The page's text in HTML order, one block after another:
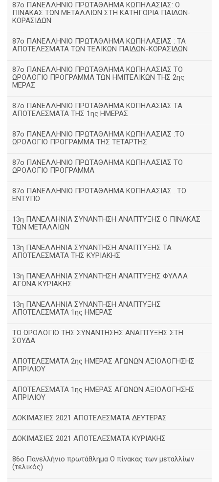
87ο ΠΑΝΕΛΛΗΝΙΟ ΠΡΩΤΑΘΛΗΜΑ ΚΩΠΗΛΑΣΙΑΣ: Ο
ΠΙΝΑΚΑΣ ΤΩΝ ΜΕΤΑΛΛΙΩΝ ΣΤΗ ΚΑΤΗΓΟΡΙΑ ΠΑΙΔΩΝ-
ΚΟΡΑΣΙΔΩΝ
87ο ΠΑΝΕΛΛΗΝΙΟ ΠΡΩΤΑΘΛΗΜΑ ΚΩΠΗΛΑΣΙΑΣ : ΤΑ
ΑΠΟΤΕΛΕΣΜΑΤΑ ΤΩΝ ΤΕΛΙΚΩΝ ΠΑΙΔΩΝ-ΚΟΡΑΣΙΔΩΝ
87ο ΠΑΝΕΛΛΗΝΙΟ ΠΡΩΤΑΘΛΗΜΑ ΚΩΠΗΛΑΣΙΑΣ ΤΟ
ΩΡΟΛΟΓΙΟ ΠΡΟΓΡΑΜΜΑ ΤΩΝ ΗΜΙΤΕΛΙΚΩΝ ΤΗΣ 2ης
ΜΕΡΑΣ
87ο ΠΑΝΕΛΛΗΝΙΟ ΠΡΩΤΑΘΛΗΜΑ ΚΩΠΗΛΑΣΙΑΣ ΤΑ
ΑΠΟΤΕΛΕΣΜΑΤΑ ΤΗΣ 1ης ΗΜΕΡΑΣ
87ο ΠΑΝΕΛΛΗΝΙΟ ΠΡΩΤΑΘΛΗΜΑ ΚΩΠΗΛΑΣΙΑΣ :ΤΟ
ΩΡΟΛΟΓΙΟ ΠΡΟΓΡΑΜΜΑ ΤΗΣ ΤΕΤΑΡΤΗΣ
87ο ΠΑΝΕΛΛΗΝΙΟ ΠΡΩΤΑΘΛΗΜΑ ΚΩΠΗΛΑΣΙΑΣ ΤΟ
ΩΡΟΛΟΓΙΟ ΠΡΟΓΡΑΜΜΑ
87ο ΠΑΝΕΛΛΗΝΙΟ ΠΡΩΤΑΘΛΗΜΑ ΚΩΠΗΛΑΣΙΑΣ . ΤΟ
ΕΝΤΥΠΟ
13η ΠΑΝΕΛΛΗΝΙΑ ΣΥΝΑΝΤΗΣΗ ΑΝΑΠΤΥΞΗΣ Ο ΠΙΝΑΚΑΣ
ΤΩΝ ΜΕΤΑΛΛΙΩΝ
13η ΠΑΝΕΛΛΗΝΙΑ ΣΥΝΑΝΤΗΣΗ ΑΝΑΠΤΥΞΗΣ ΤΑ
ΑΠΟΤΕΛΕΣΜΑΤΑ ΤΗΣ ΚΥΡΙΑΚΗΣ
13η ΠΑΝΕΛΛΗΝΙΑ ΣΥΝΑΝΤΗΣΗ ΑΝΑΠΤΥΞΗΣ ΦΥΛΛΑ
ΑΓΩΝΑ ΚΥΡΙΑΚΗΣ
13η ΠΑΝΕΛΛΗΝΙΑ ΣΥΝΑΝΤΗΣΗ ΑΝΑΠΤΥΞΗΣ
ΑΠΟΤΕΛΕΣΜΑΤΑ 1ης ΗΜΕΡΑΣ
ΤΟ ΩΡΟΛΟΓΙΟ ΤΗΣ ΣΥΝΑΝΤΗΣΗΣ ΑΝΑΠΤΥΞΗΣ ΣΤΗ
ΣΟΥΔΑ
ΑΠΟΤΕΛΕΣΜΑΤΑ 2ης ΗΜΕΡΑΣ ΑΓΩΝΩΝ ΑΞΙΟΛΟΓΗΣΗΣ
ΑΠΡΙΛΙΟΥ
ΑΠΟΤΕΛΕΣΜΑΤΑ 1ης ΗΜΕΡΑΣ ΑΓΩΝΩΝ ΑΞΙΟΛΟΓΗΣΗΣ
ΑΠΡΙΛΙΟΥ
ΔΟΚΙΜΑΣΙΕΣ 2021 ΑΠΟΤΕΛΕΣΜΑΤΑ ΔΕΥΤΕΡΑΣ
ΔΟΚΙΜΑΣΙΕΣ 2021 ΑΠΟΤΕΛΕΣΜΑΤΑ ΚΥΡΙΑΚΗΣ
86ο Πανελλήνιο πρωτάθλημα Ο πίνακας των μεταλλίων
(τελικός)